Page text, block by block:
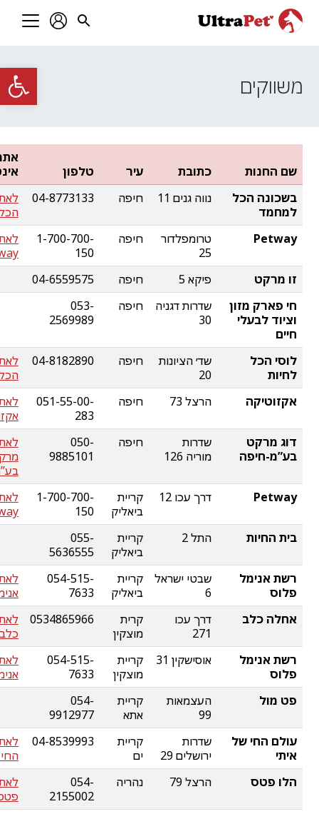
פתח משווקים
שם החנות כתובת עיר טלפון
בשכונה הכל
למחמד
נווה גנים 11 חיפה 04-8773133
Petway
טרומפלדור
25
חיפה
1-700-700-
150
זו מרקט
פיקא 5 חיפה
04-6559575
חי פארק מזון
וציוד לבעלי
חיים
שדרות דגניה
30
חיפה
053-
2569989
לוסי הכל
לחיות
שד׳ הציונות
20
חיפה 04-8182890
אקזוטיקה
הרצל 73 חיפה
051-55-00-
283
דוג מרקט
בע”מ-חיפה
שדרות
מוריה 126
חיפה
050-
9885101
Petway
דרך עכו 12
קריית
ביאליק
1-700-700-
150
בית החיות
התל 2
קריית
ביאליק
055-
5636555
רשת אנימל
פלוס
שבטי ישראל
6
קריית
ביאליק
054-515-
7633
אחלה כלב
דרך עכו
271
קרית
מוצקין
0534865966
רשת אנימל
פלוס
אוסישקין 31
קריית
מוצקין
054-515-
7633
פט מול
העצמאות
99
קריית
אתא
054-
9912977
עולם החי של
איתי
שדרות
ירושלים 29
קריית
ים
04-8539993
הלו פטס
הרצל 79 נהריה
054-
2155002